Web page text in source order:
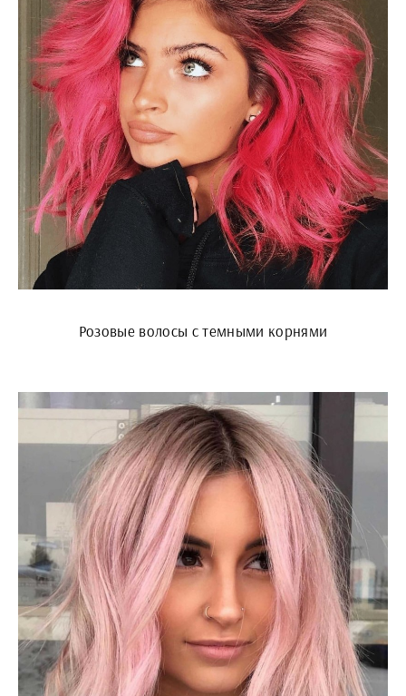
Розовые волосы с темными корнями